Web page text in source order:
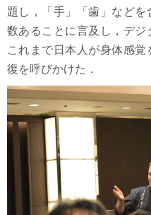
題し，「手」「歯」など
数あることに言及し，デ
これまで日本人が身体感
復を呼びかけた．